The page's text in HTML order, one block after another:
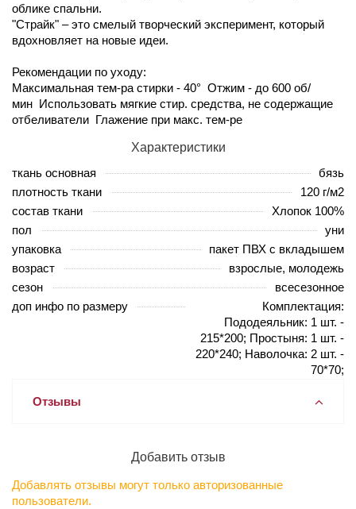
облике спальни.
"Страйк" – это смелый творческий эксперимент, который
вдохновляет на новые идеи.
Рекомендации по уходу:
Максимальная тем-ра стирки - 40° Отжим - до 600 об/
мин Использовать мягкие стир. средства, не содержащие
отбеливатели Глажение при макс. тем-ре
Характеристики
ткань основная
бязь
плотность ткани
120 г/м2
состав ткани
Хлопок 100%
пол
уни
упаковка
пакет ПВХ с вкладышем
возраст
взрослые, молодежь
сезон
всесезонное
доп инфо по размеру
Комплектация:
Пододеяльник: 1 шт. -
215*200; Простыня: 1 шт. -
220*240; Наволочка: 2 шт. -
70*70;
Отзывы
Добавить отзыв
Добавлять отзывы могут только авторизованные
пользователи.